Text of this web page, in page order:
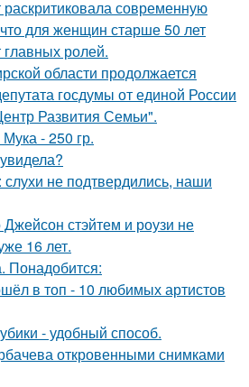
современную
для женщин старше 50 лет
главных ролей.
области продолжается
госдумы от единой России
Развития Семьи".
- 250 гр.
не подтвердились, наши
Джейсон стэйтем и роузи не
16 лет.
Понадобится:
в топ - 10 любимых артистов
- удобный способ.
откровенными снимками